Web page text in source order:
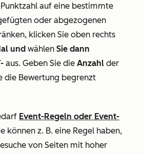
auf eine bestimmte
oder abgezogenen
klicken Sie oben rechts
und wählen Sie dann
aus. Geben Sie die Anzahl der
die Bewertung begrenzt
Event-Regeln oder Event-
können z. B. eine Regel haben,
von Seiten mit hoher